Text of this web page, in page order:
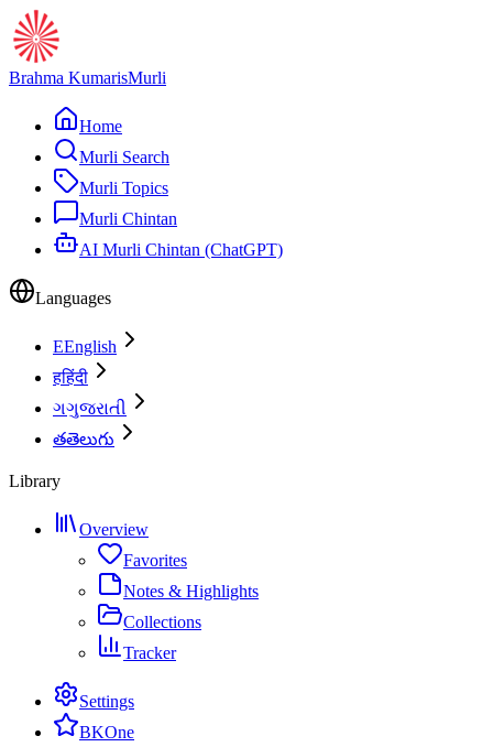
Brahma KumarisMurli
Home
Murli Search
Murli Topics
Murli Chintan
AI Murli Chintan (ChatGPT)
Languages
EEnglish
हहिंदी
ગગુજરાતી
తతెలుగు
Library
Overview
Favorites
Notes & Highlights
Collections
Tracker
Settings
BKOne